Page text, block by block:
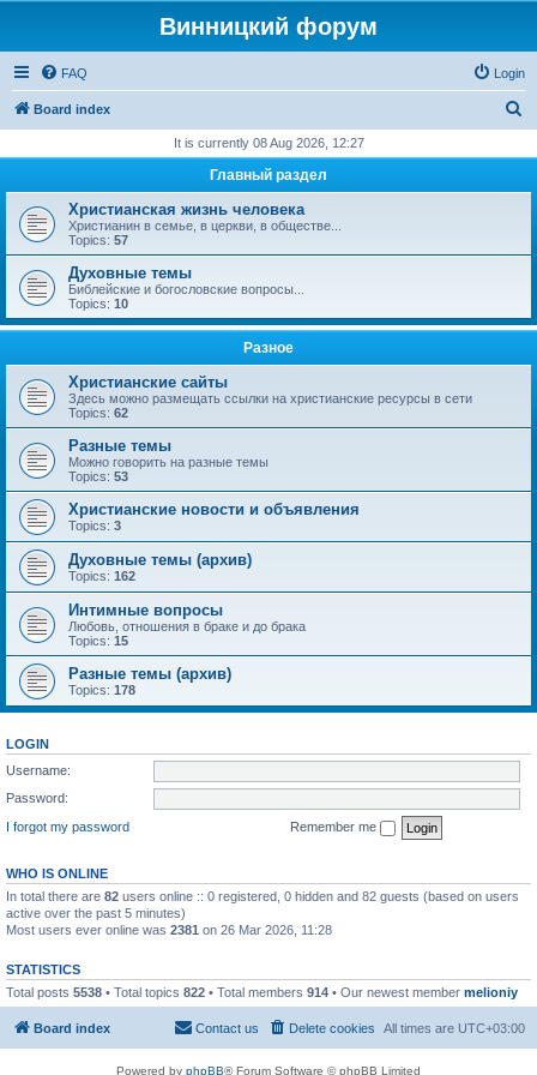
Винницкий форум
FAQ Login
Board index
r
h
It is currently 08 Aug 2026, 12:27
Главный раздел
Христианская жизнь человека
Христианин в семье, в церкви, в обществе...
Topics: 57
Духовные темы
Библейские и богословские вопросы...
Topics: 10
Разное
Христианские сайты
Здесь можно размещать ссылки на христианские ресурсы в сети
Topics: 62
Разные темы
Можно говорить на разные темы
Topics: 53
Христианские новости и объявления
Topics: 3
Духовные темы (архив)
Topics: 162
Интимные вопросы
Любовь, отношения в браке и до брака
Topics: 15
Разные темы (архив)
Topics: 178
LOGIN
Username:
Password:
I forgot my password
Remember me
WHO IS ONLINE
In total there are 82 users online :: 0 registered, 0 hidden and 82 guests (based on users
active over the past 5 minutes)
Most users ever online was 2381 on 26 Mar 2026, 11:28
STATISTICS
Total posts 5538 • Total topics 822 • Total members 914 • Our newest member melioniy
Board index All times are UTC+03:00
Delete cookies
Contact us
Powered by phpBB® Forum Software © phpBB Limited